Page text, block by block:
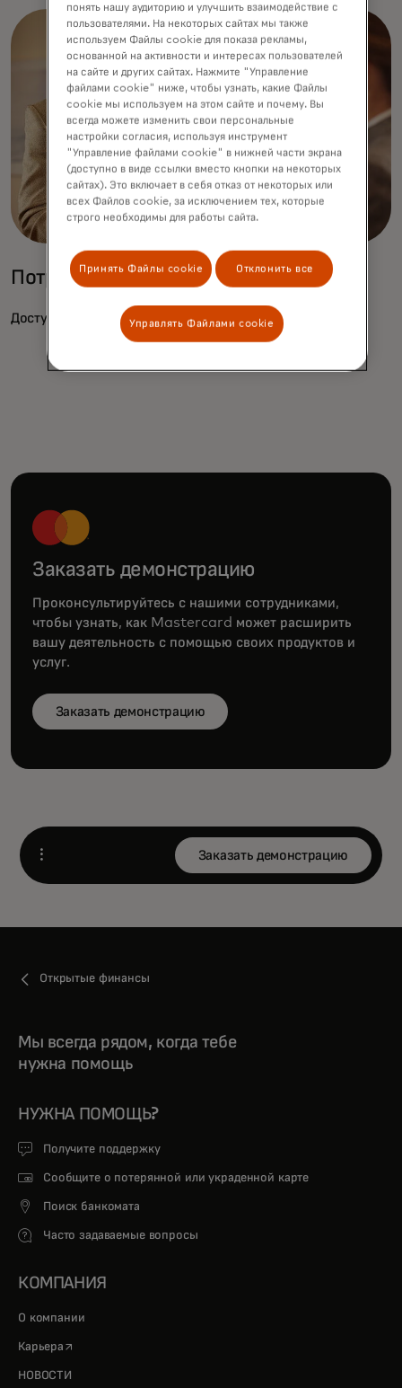
Потребительский портал
Доступ к потребительскому порталу opens in a new tab
Заказать демонстрацию
Проконсультируйтесь с нашими сотрудниками,
чтобы узнать, как Mastercard может расширить
вашу деятельность с помощью своих продуктов и
услуг.
Заказать демонстрацию
Open
Заказать демонстрацию
Открытые финансы
Мы всегда рядом, когда тебе
нужна помощь
НУЖНА ПОМОЩЬ?
Получите поддержку
Сообщите о потерянной или украденной карте
Поиск банкомата
Часто задаваемые вопросы
КОМПАНИЯ
О компании
Карьера opens in a new tab
НОВОСТИ
понять нашу аудиторию и улучшить взаимодействие с
пользователями. На некоторых сайтах мы также
используем Файлы cookie для показа рекламы,
основанной на активности и интересах пользователей
на сайте и других сайтах. Нажмите "Управление
файлами cookie" ниже, чтобы узнать, какие Файлы
cookie мы используем на этом сайте и почему. Вы
всегда можете изменить свои персональные
настройки согласия, используя инструмент
"Управление файлами cookie" в нижней части экрана
(доступно в виде ссылки вместо кнопки на некоторых
сайтах). Это включает в себя отказ от некоторых или
всех Файлов cookie, за исключением тех, которые
строго необходимы для работы сайта.
Принять Файлы cookie Отклонить все
Управлять Файлами cookie